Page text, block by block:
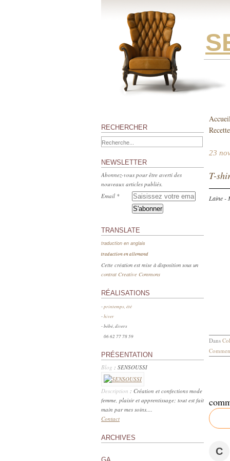
RECHERCHER
NEWSLETTER
Abonnez-vous pour être averti des
nouveaux articles publiés.
Email
TRANSLATE
traduction en anglais
traduction en allemand
Cette création est mise à disposition sous un
contrat Creative Commons
RÉALISATIONS
-printemps, été
-hiver
- bébé, divers
06 62 77 78 59
PRÉSENTATION
Blog : SENSOUSSI
Description : Création et confections mode
femme, plaisir et apprentissage; tout est fait
main par mes soins....
Contact
ARCHIVES
23
T-
Laine -
Dans
C